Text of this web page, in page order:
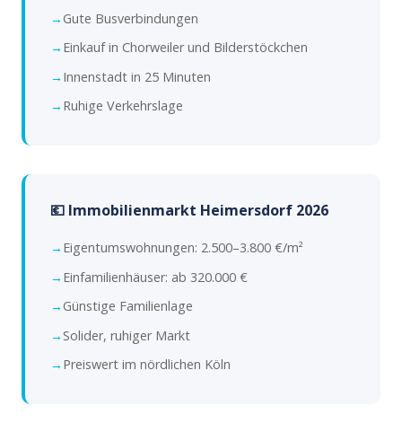
Gute Busverbindungen
Einkauf in Chorweiler und Bilderstöckchen
Innenstadt in 25 Minuten
Ruhige Verkehrslage
💶 Immobilienmarkt Heimersdorf 2026
Eigentumswohnungen: 2.500–3.800 €/m²
Einfamilienhäuser: ab 320.000 €
Günstige Familienlage
Solider, ruhiger Markt
Preiswert im nördlichen Köln